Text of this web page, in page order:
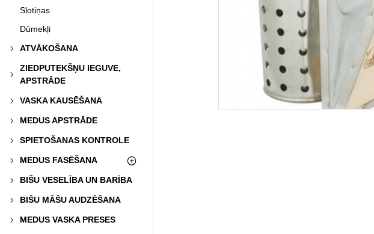
Slotiņas
Dūmekļi
ATVĀKOŠANA
ZIEDPUTEKŠŅU IEGUVE,
APSTRĀDE
VASKA KAUSĒŠANA
MEDUS APSTRĀDE
SPIETOŠANAS KONTROLE
MEDUS FASĒŠANA
BIŠU VESELĪBA UN BARĪBA
BIŠU MĀŠU AUDZĒŠANA
MEDUS VASKA PRESES